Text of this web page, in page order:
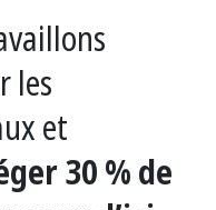
les
et
30 % de